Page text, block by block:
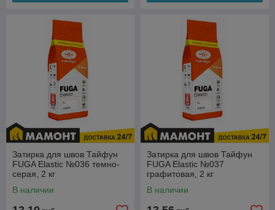
Затирка для швов Тайфун
FUGA Elastic №036 темно-
серая, 2 кг
В наличии
Затирка для швов Тайфун
FUGA Elastic №037
графитовая, 2 кг
В наличии